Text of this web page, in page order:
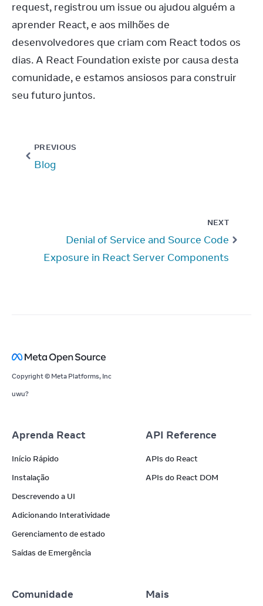
request, registrou um issue ou ajudou alguém a
aprender React, e aos milhões de
desenvolvedores que criam com React todos os
dias. A React Foundation existe por causa desta
comunidade, e estamos ansiosos para construir
seu futuro juntos.
PREVIOUS
Blog
NEXT
Denial of Service and Source Code
Exposure in React Server Components
Copyright © Meta Platforms, Inc
uwu?
Aprenda React
Início Rápido
Instalação
Descrevendo a UI
Adicionando Interatividade
Gerenciamento de estado
Saídas de Emergência
API Reference
APIs do React
APIs do React DOM
Comunidade Mais